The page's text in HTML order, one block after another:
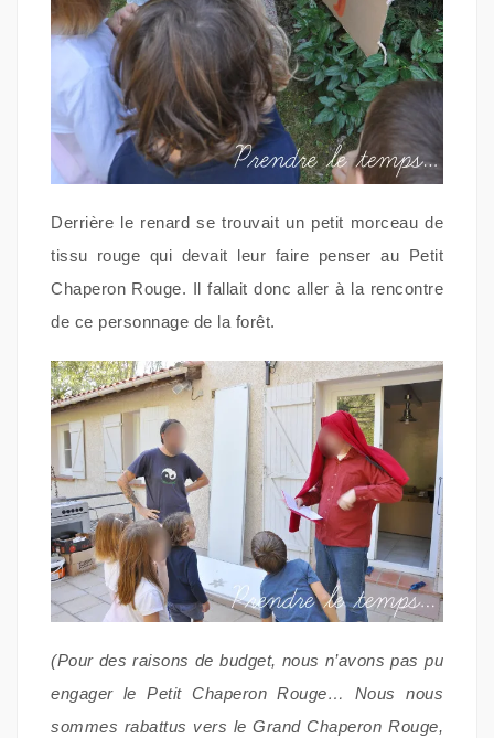
Derrière le renard se trouvait un petit morceau de
tissu rouge qui devait leur faire penser au Petit
Chaperon Rouge. Il fallait donc aller à la rencontre
de ce personnage de la forêt.
(Pour des raisons de budget, nous n’avons pas pu
engager le Petit Chaperon Rouge… Nous nous
sommes rabattus vers le Grand Chaperon Rouge,